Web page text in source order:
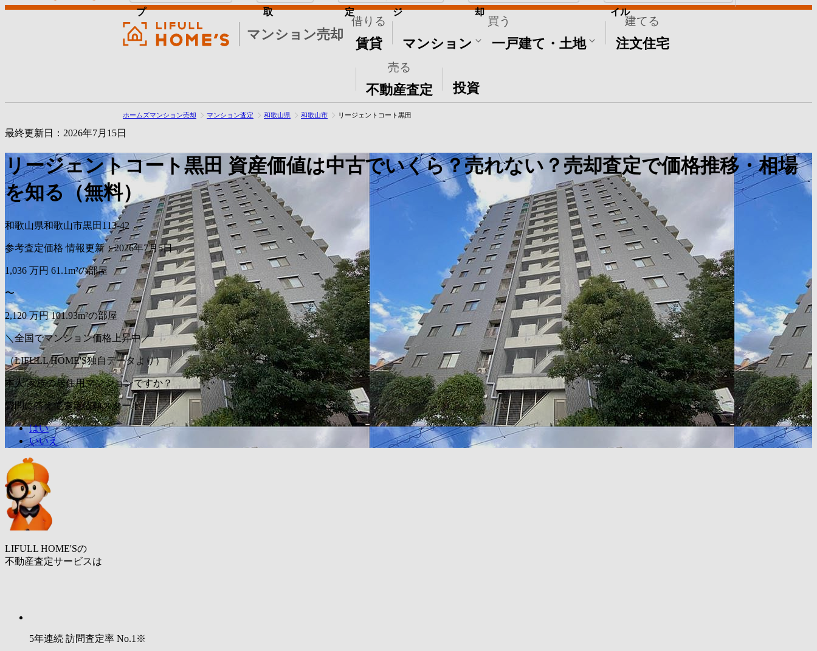
マンション売却
借りる
賃貸
買う
マンション 一戸建て・土地
建てる
注文住宅
売る
不動産査定
その他
投資
プ 取 定 ジ 却 イル
ホームズマンション売却 マンション査定 和歌山県 和歌山市 リージェントコート黒田
最終更新日：2026年7月15日
リージェントコート黒田 資産価値は中古でいくら？売れない？売却査定で価格推移・相場
を知る（無料）
和歌山県和歌山市黒田113-42
参考査定価格 情報更新：2026年7月5日
1,036 万円 61.1m²の部屋
〜
2,120 万円 101.93m²の部屋
＼全国でマンション価格上昇中／
（LIFULL HOME'S独自データより）
本人/家族の居住用マンションですか？
質問に答えて査定依頼スタート
はい
いいえ
LIFULL HOME'Sの
不動産査定サービスは
5年連続 訪問査定率 No.1 ※